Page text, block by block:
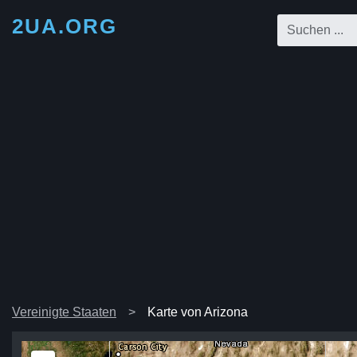
2UA.ORG
Vereinigte Staaten Karte von Arizona